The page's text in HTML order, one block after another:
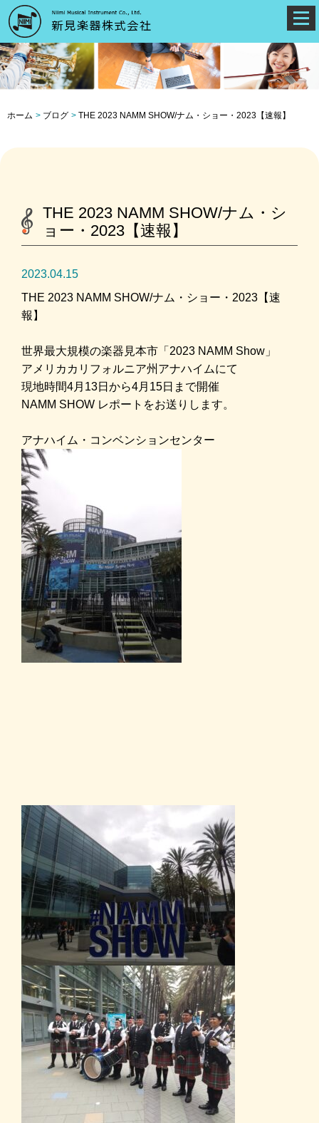
ホーム ブログ THE 2023 NAMM SHOW/ナム・ショー・2023【速報】
THE 2023 NAMM SHOW/ナム・シ
ョー・2023【速報】
2023.04.15
THE 2023 NAMM SHOW/ナム・ショー・2023【速
報】
世界最大規模の楽器見本市「2023 NAMM Show」
アメリカ カリフォルニア州アナハイムにて
現地時間4月13日から4月15日まで開催
NAMM SHOW レポートをお送りします。
アナハイム・コンベンションセンター